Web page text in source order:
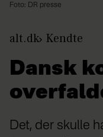
Foto: DR presse
alt.dk Kendte
Dansk
Det, der skulle